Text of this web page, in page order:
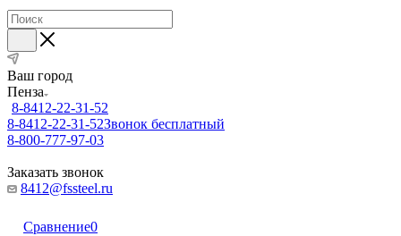
Ваш город
Пенза
8-8412-22-31-52
8-8412-22-31-52Звонок бесплатный
8-800-777-97-03
Заказать звонок
8412@fssteel.ru
Сравнение0